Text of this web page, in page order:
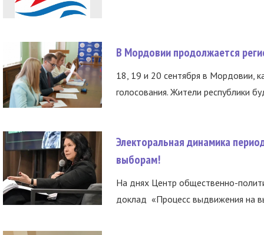
В Мордовии продолжается
18, 19 и 20 сентября в Мордовии,
голосования. Жители республики
Электоральная динамика
выборам!
На днях Центр общественно-
доклад «Процесс выдвижения на